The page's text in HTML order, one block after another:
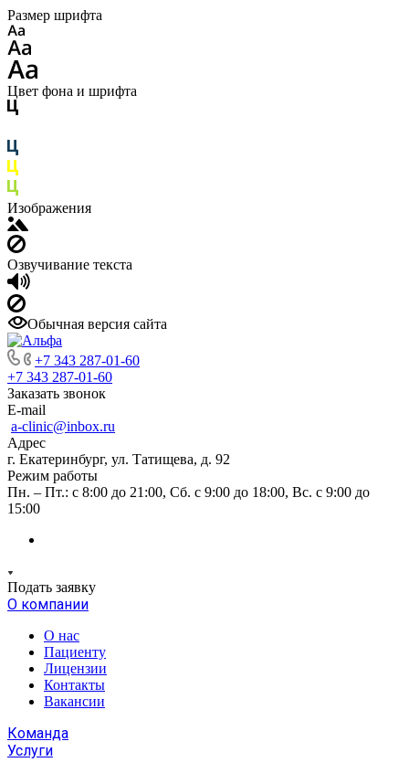
Размер шрифта
Цвет фона и шрифта
Изображения
Озвучивание текста
Обычная версия сайта
+7 343 287-01-60
+7 343 287-01-60
Заказать звонок
E-mail
a-clinic@inbox.ru
Адрес
г. Екатеринбург, ул. Татищева, д. 92
Режим работы
Пн. – Пт.: с 8:00 до 21:00, Сб. с 9:00 до 18:00, Вс. с 9:00 до
15:00
Подать заявку
О компании
О нас
Пациенту
Лицензии
Контакты
Вакансии
Команда
Услуги